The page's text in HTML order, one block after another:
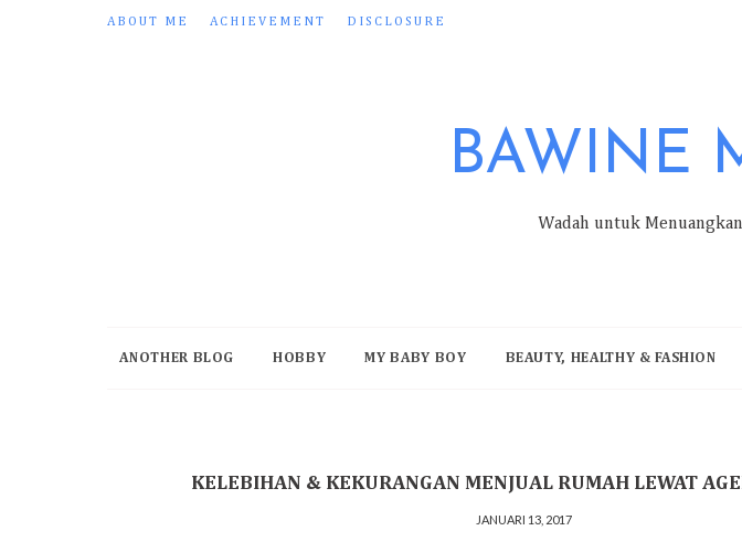
ABOUT ME ACHIEVEMENT DISCLOSURE
BAWINE
Wadah untuk
ANOTHER BLOG HOBBY MY BABY BOY BEAUTY, HEALTHY & FASHION
KELEBIHAN & KEKURANGAN MENJUAL RUMAH LEWAT
JANUARI 13, 2017